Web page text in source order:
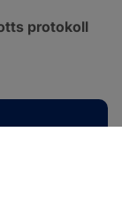
protokoll